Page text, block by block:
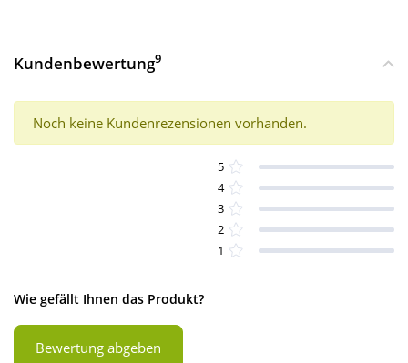
Kundenbewertung9
Noch keine Kundenrezensionen vorhanden.
5
4
3
2
1
Wie gefällt Ihnen das Produkt?
Bewertung abgeben